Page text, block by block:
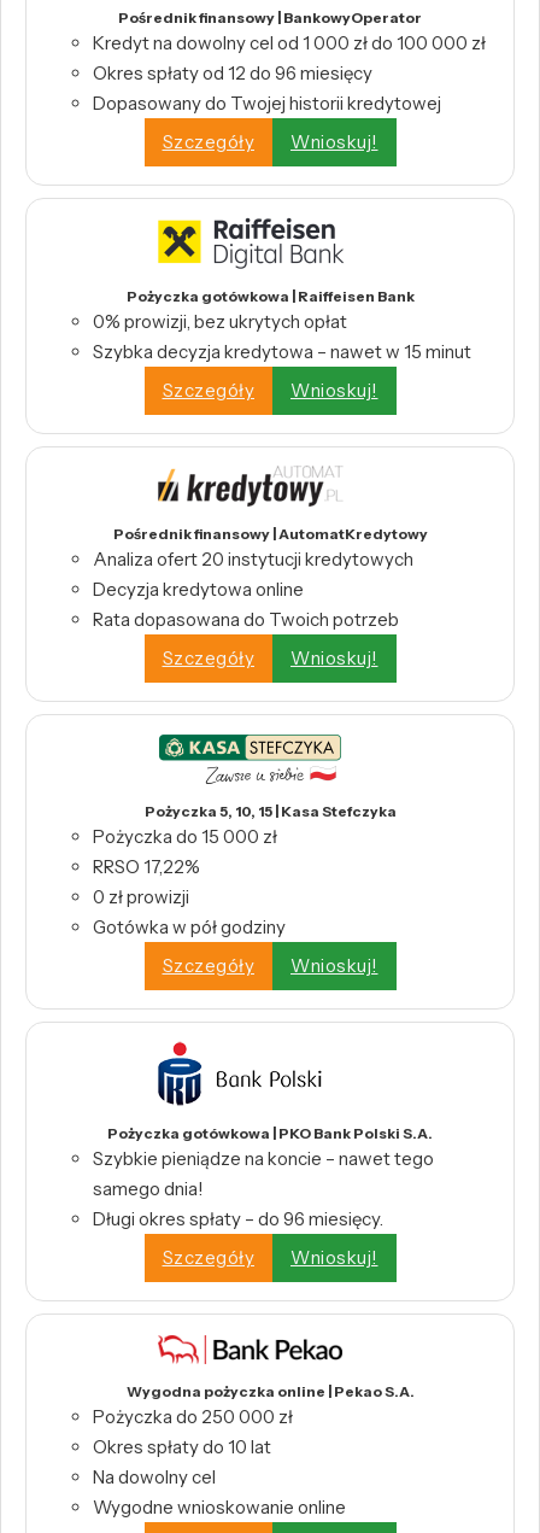
Pośrednik finansowy | BankowyOperator
Kredyt na dowolny cel od 1 000 zł do 100 000 zł
Okres spłaty od 12 do 96 miesięcy
Dopasowany do Twojej historii kredytowej
Szczegóły
Wnioskuj!
Pożyczka gotówkowa | Raiffeisen Bank
0% prowizji, bez ukrytych opłat
Szybka decyzja kredytowa – nawet w 15 minut
Szczegóły
Wnioskuj!
Pośrednik finansowy | AutomatKredytowy
Analiza ofert 20 instytucji kredytowych
Decyzja kredytowa online
Rata dopasowana do Twoich potrzeb
Szczegóły
Wnioskuj!
Pożyczka 5, 10, 15 | Kasa Stefczyka
Pożyczka do 15 000 zł
RRSO 17,22%
0 zł prowizji
Gotówka w pół godziny
Szczegóły
Wnioskuj!
Pożyczka gotówkowa | PKO Bank Polski S.A.
Szybkie pieniądze na koncie – nawet tego
samego dnia!
Długi okres spłaty – do 96 miesięcy.
Szczegóły
Wnioskuj!
Wygodna pożyczka online | Pekao S.A.
Pożyczka do 250 000 zł
Okres spłaty do 10 lat
Na dowolny cel
Wygodne wnioskowanie online